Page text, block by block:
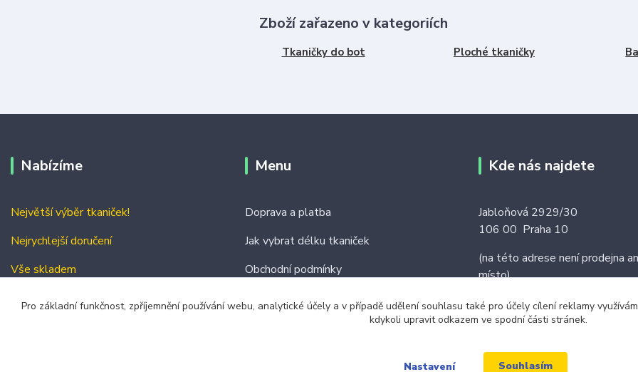
Zboží zařazeno v kategoriích
Tkaničky do bot Ploché tkaničky
Nabízíme
Největší výběr tkaniček!
Nejrychlejší doručení
Vše skladem
Menu
Doprava a platba
Jak vybrat délku tkaniček
Obchodní podmínky
Kde nás najdete
Jabloňová 2929/30
106 00 Praha 10
(na této adrese není prodejna
místo)
Pro základní funkčnost, zpříjemnění používání webu, analytické účely a v případě udělení souhlasu také pro účely cílení reklamy
kdykoli upravit odkazem ve spodní části stránek.
Nastavení Souhlasím